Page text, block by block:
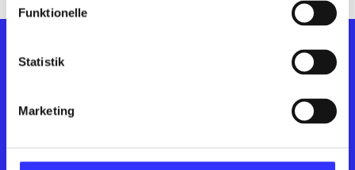
Funktionelle
Statistik
Marketing